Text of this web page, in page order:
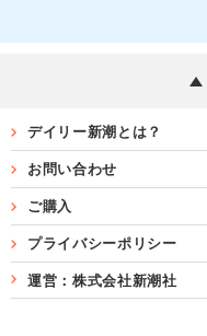
デイリー新潮とは？
お問い合わせ
ご購入
プライバシーポリシー
運営：株式会社新潮社